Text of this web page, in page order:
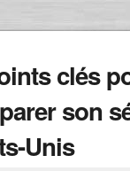
clés
son
Unis